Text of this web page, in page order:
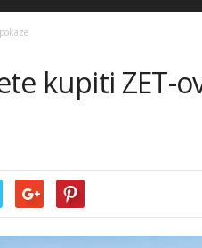
kupiti ZET-